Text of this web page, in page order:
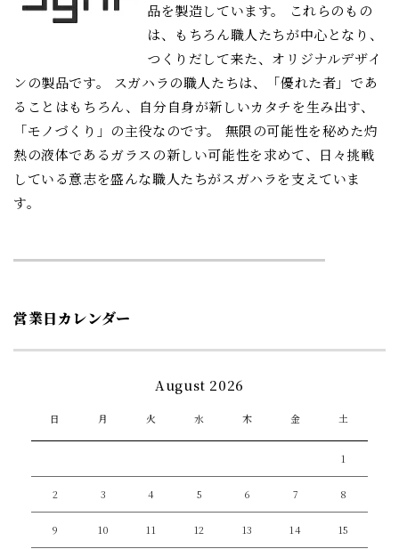
営業日カレンダー
August 2026
日 月 火 水 木 金 土
1
2 3 4 5 6 7 8
9 10 11 12 13 14 15
品を製造しています。 これらのもの
は、もちろん職人たちが中心となり、
つくりだして来た、オリジナルデザイ
ンの製品です。 スガハラの職人たちは、「優れた者」であ
ることはもちろん、自分自身が新しいカタチを生み出す、
「モノづくり」の主役なのです。 無限の可能性を秘めた灼
熱の液体であるガラスの新しい可能性を求めて、日々挑戦
している意志を盛んな職人たちがスガハラを支えていま
す。